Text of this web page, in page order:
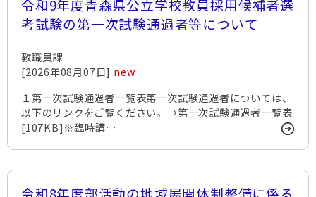
令和9年度青森県公立学校教員採用候補者選
考試験の第一次試験通過者等について
教職員課
[2026年08月07日] new
１第一次試験通過者一覧表第一次試験通過者については、
以下のリンクをご覧ください。→第一次試験通過者一覧表
[107KB]※臨時講…
令和8年度部活動の地域展開体制整備に係る